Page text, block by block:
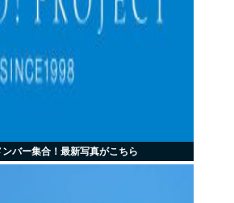
ンバー集合！最新写真がこちら